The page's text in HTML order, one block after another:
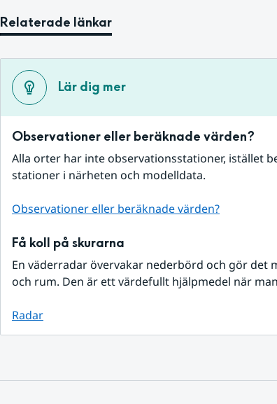
Relaterade länkar
Lär dig mer
Observationer eller beräknade värden?
Alla orter har inte observationsstationer, istället
stationer i närheten och modelldata.
Observationer eller beräknade värden?
Få koll på skurarna
En väderradar övervakar nederbörd och gör det
och rum. Den är ett värdefullt hjälpmedel när
Radar